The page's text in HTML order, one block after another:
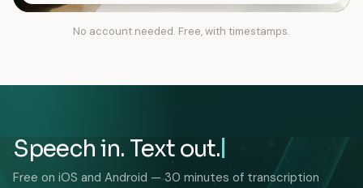
No account needed. Free, with timestamps.
Speech in. Text out.
Free on iOS and Android — 30 minutes of transcription